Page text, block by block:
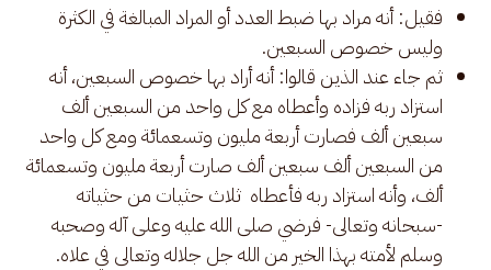
فقيل: أنه مراد بها ضبط العدد أو المراد المبالغة في الكثرة
وليس خصوص السبعين.
ثم جاء عند الذين قالوا: أنه أراد بها خصوص السبعين، أنه
استزاد ربه فزاده وأعطاه مع كل واحد من السبعين ألف
سبعين ألف فصارت أربعة مليون وتسعمائة ومع كل واحد
من السبعين ألف سبعين ألف صارت أربعة مليون وتسعمائة
ألف، وأنه استزاد ربه فأعطاه ثلاث حثيات من حثياته
-سبحانه وتعالى- فرضي صلى الله عليه وعلى آله وصحبه
وسلم لأمته بهذا الخير من الله جل جلاله وتعالى في علاه.